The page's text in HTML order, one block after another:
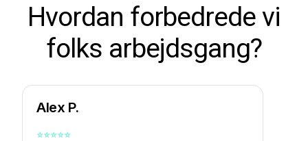
Hvordan forbedrede vi
folks arbejdsgang?
Alex P.
⭐⭐⭐⭐⭐